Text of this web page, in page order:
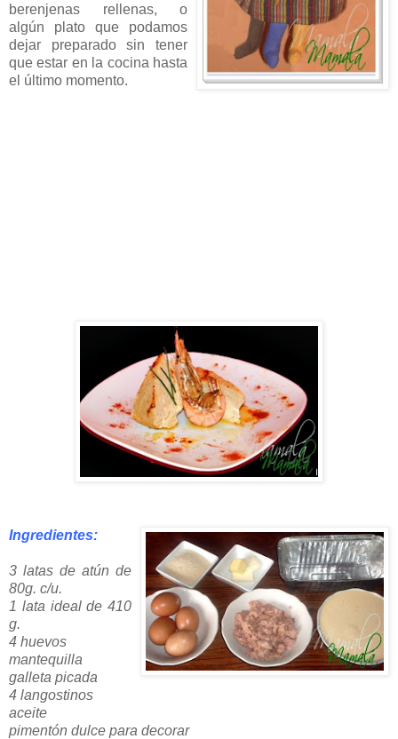
berenjenas rellenas, o
algún plato que podamos
dejar preparado sin tener
que estar en la cocina hasta
el último momento.
Ingredientes:
3 latas de atún de
80g. c/u.
1 lata ideal de 410
g.
4 huevos
mantequilla
galleta picada
4 langostinos
aceite
pimentón dulce para decorar